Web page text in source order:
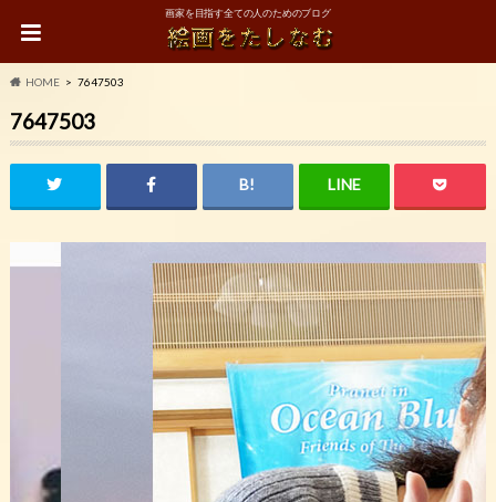
画家を目指す全ての人のためのブログ
HOME 7647503
7647503